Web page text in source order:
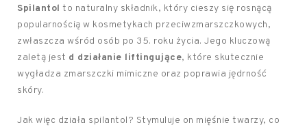
Spilantol to naturalny składnik, który cieszy się rosnącą
popularnością w kosmetykach przeciwzmarszczkowych,
zwłaszcza wśród osób po 35. roku życia. Jego kluczową
zaletą jest d działanie liftingujące, które skutecznie
wygładza zmarszczki mimiczne oraz poprawia jędrność
skóry.
Jak więc działa spilantol? Stymuluje on mięśnie twarzy, co